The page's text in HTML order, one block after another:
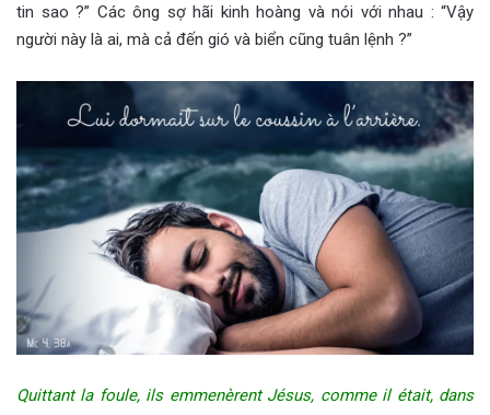
tin sao ?” Các ông sợ hãi kinh hoàng và nói với nhau : “Vậy
người này là ai, mà cả đến gió và biển cũng tuân lệnh ?”
Quittant la foule, ils emmenèrent Jésus, comme il était, dans